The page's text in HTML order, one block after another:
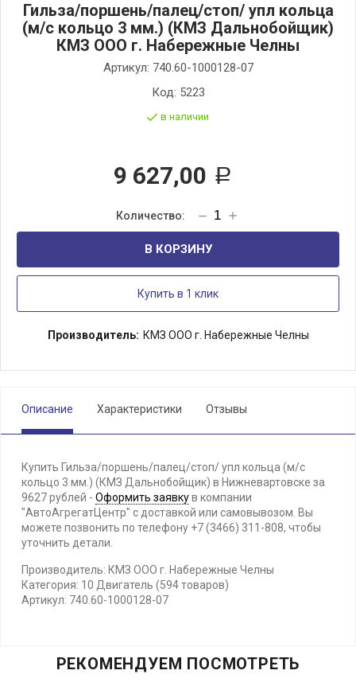
Гильза/поршень/палец/стоп/ упл кольца
(м/с кольцо 3 мм.) (КМЗ Дальнобойщик)
КМЗ ООО г. Набережные Челны
Артикул: 740.60-1000128-07
Код: 5223
в наличии
9 627,00 Р
В КОРЗИНУ
Купить в 1 клик
Производитель: КМЗ ООО г. Набережные Челны
Описание Характеристики Отзывы
Купить Гильза/поршень/палец/стоп/ упл кольца (м/с
кольцо 3 мм.) (КМЗ Дальнобойщик) в Нижневартовске за
9627 рублей - Оформить заявкув компании
"АвтоАгрегатЦентр" с доставкой или самовывозом. Вы
можете позвонить по телефону +7 (3466) 311-808, чтобы
уточнить детали.
Производитель: КМЗ ООО г. Набережные Челны
Категория: 10 Двигатель (594 товаров)
Артикул: 740.60-1000128-07
РЕКОМЕНДУЕМ ПОСМОТРЕТЬ